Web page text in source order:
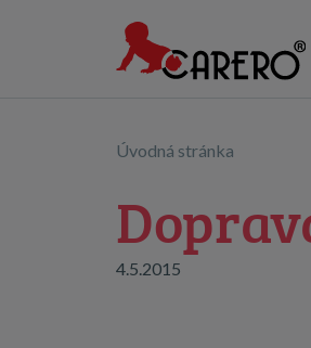
Úvodná stránka
4.5.2015